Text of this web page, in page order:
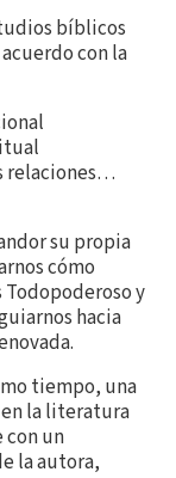
bíblicos
con la
relaciones…
su propia
cómo
y
hacia
tiempo, una
la literatura
con un
la autora,